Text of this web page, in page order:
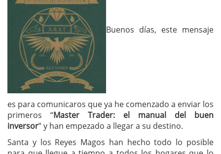
Buenos días, este mensaje
es para comunicaros que ya he comenzado a enviar los
primeros “Master Trader: el manual del buen
inversor” y han empezado a llegar a su destino.
Santa y los Reyes Magos han hecho todo lo posible